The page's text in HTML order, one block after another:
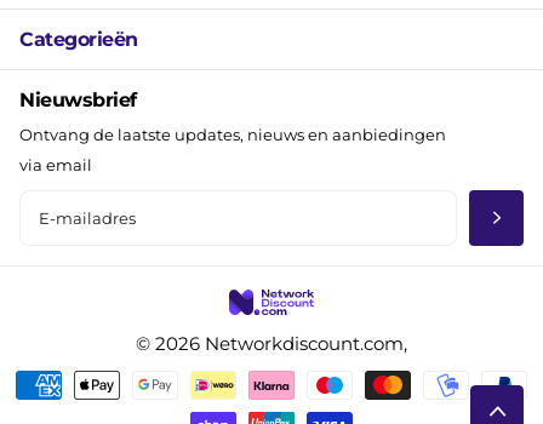
Categorieën
Nieuwsbrief
Ontvang de laatste updates, nieuws en aanbiedingen
via email
© 2026 Networkdiscount.com,